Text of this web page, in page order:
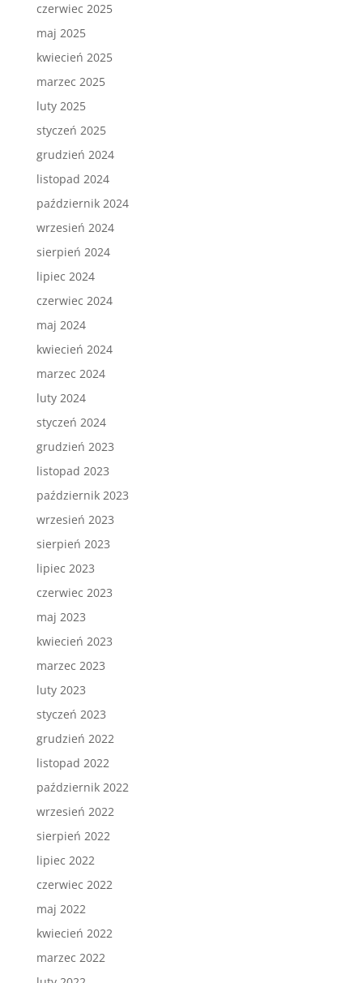
czerwiec 2025
maj 2025
kwiecień 2025
marzec 2025
luty 2025
styczeń 2025
grudzień 2024
listopad 2024
październik 2024
wrzesień 2024
sierpień 2024
lipiec 2024
czerwiec 2024
maj 2024
kwiecień 2024
marzec 2024
luty 2024
styczeń 2024
grudzień 2023
listopad 2023
październik 2023
wrzesień 2023
sierpień 2023
lipiec 2023
czerwiec 2023
maj 2023
kwiecień 2023
marzec 2023
luty 2023
styczeń 2023
grudzień 2022
listopad 2022
październik 2022
wrzesień 2022
sierpień 2022
lipiec 2022
czerwiec 2022
maj 2022
kwiecień 2022
marzec 2022